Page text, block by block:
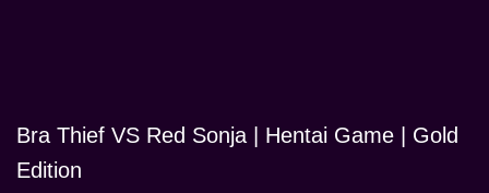
Bra Thief VS Red Sonja | Hentai Game | Gold
Edition